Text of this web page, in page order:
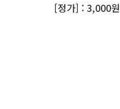
[정가] : 3,000원